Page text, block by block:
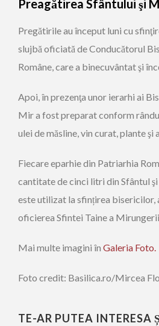
Preagătirea Sfântului şi
Pregătirile au început luni cu
slujbă oficiată de Conducătorul
Române, care a binecuvântat şi
Apoi, în prezenţa unor ierarhi ai
Mir a fost preparat conform
ulei de măsline, vin curat, plante şi
Fiecare eparhie din Patriarhia
cantitate de cinci litri din Sfântul
este utilizat la sfințirea bisericilor,
oficierea Sfintei Taine a
Mai multe imagini în Galeria Foto.
Foto credit: Basilica.ro/Mircea
TE-AR PUTEA INTERESA